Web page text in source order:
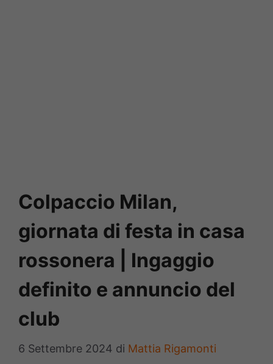
Colpaccio Milan,
giornata di festa in casa
rossonera | Ingaggio
definito e annuncio del
club
6 Settembre 2024 di Mattia Rigamonti